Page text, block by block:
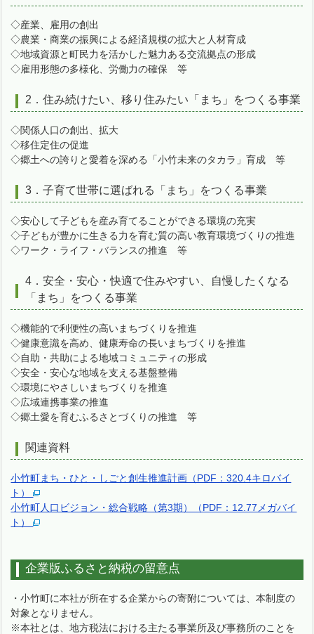
◇産業、雇用の創出
◇農業・商業の振興による経済規模の拡大と人材育成
◇地域資源と町民力を活かした魅力ある交流拠点の形成
◇雇用形態の多様化、労働力の確保 等
2．住み続けたい、移り住みたい「まち」をつくる事業
◇関係人口の創出、拡大
◇移住定住の促進
◇郷土への誇りと愛着を深める「小竹未来のタカラ」育成 等
3．子育て世帯に選ばれる「まち」をつくる事業
◇安心して子どもを産み育てることができる環境の充実
◇子どもが豊かに生きる力を育む質の高い教育環境づくりの推進
◇ワーク・ライフ・バランスの推進 等
4．安全・安心・快適で住みやすい、自慢したくなる
「まち」をつくる事業
◇機能的で利便性の高いまちづくりを推進
◇健康意識を高め、健康寿命の長いまちづくりを推進
◇自助・共助による地域コミュニティの形成
◇安全・安心な地域を支える基盤整備
◇環境にやさしいまちづくりを推進
◇広域連携事業の推進
◇郷土愛を育むふるさとづくりの推進 等
関連資料
小竹町まち・ひと・しごと創生推進計画（PDF：320.4キロバイ
ト）
小竹町人口ビジョン・総合戦略（第3期）（PDF：12.77メガバイ
ト）
企業版ふるさと納税の留意点
・小竹町に本社が所在する企業からの寄附については、本制度の
対象となりません。
※本社とは、地方税法における主たる事業所及び事務所のことを